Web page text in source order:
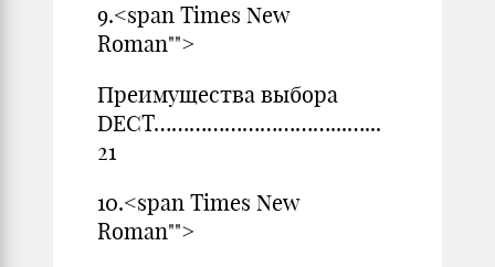
9.<span Times New
Roman"">
Преимущества выбора
DECT…………………………...…...
21
10.<span Times New